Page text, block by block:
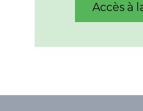
Accès à